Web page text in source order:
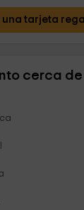
una tarjeta
cerca